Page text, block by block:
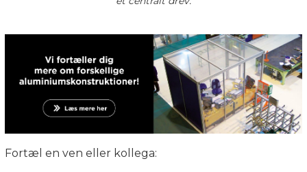
Fortæl en ven eller kollega: